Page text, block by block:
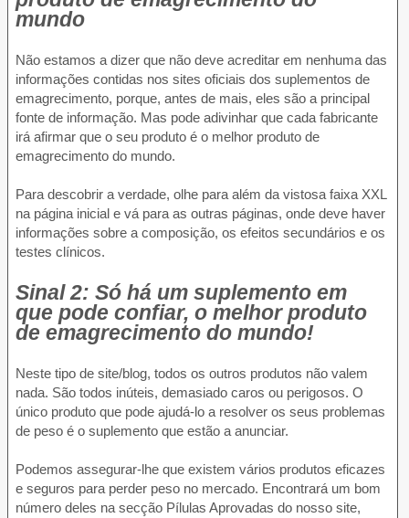
mundo
Não estamos a dizer que não deve acreditar em nenhuma das
informações contidas nos sites oficiais dos suplementos de
emagrecimento, porque, antes de mais, eles são a principal
fonte de informação. Mas pode adivinhar que cada fabricante
irá afirmar que o seu produto é o melhor produto de
emagrecimento do mundo.
Para descobrir a verdade, olhe para além da vistosa faixa XXL
na página inicial e vá para as outras páginas, onde deve haver
informações sobre a composição, os efeitos secundários e os
testes clínicos.
Sinal 2: Só há um suplemento em
que pode confiar, o melhor produto
de emagrecimento do mundo!
Neste tipo de site/blog, todos os outros produtos não valem
nada. São todos inúteis, demasiado caros ou perigosos. O
único produto que pode ajudá-lo a resolver os seus problemas
de peso é o suplemento que estão a anunciar.
Podemos assegurar-lhe que existem vários produtos eficazes
e seguros para perder peso no mercado. Encontrará um bom
número deles na secção Pílulas Aprovadas do nosso site,